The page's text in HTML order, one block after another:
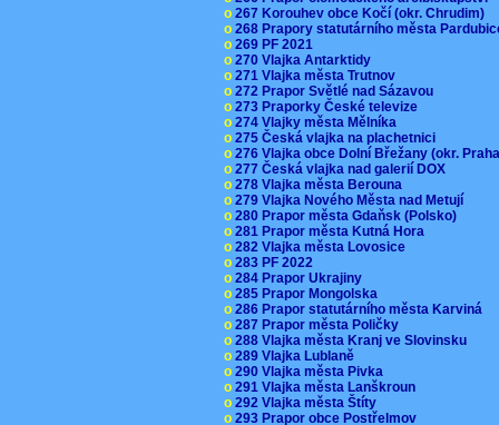
o 267 Korouhev obce Kočí (okr. Chrudim)
o 268 Prapory statutárního města
o 269 PF 2021
o 270 Vlajka Antarktidy
o 271 Vlajka města Trutnov
o 272 Prapor Světlé nad Sázavou
o 273 Praporky České televize
o 274 Vlajky města Mělníka
o 275 Česká vlajka na plachetnici
o 276 Vlajka obce Dolní Břežany (okr.
o 277 Česká vlajka nad galerií DOX
o 278 Vlajka města Berouna
o 279 Vlajka Nového Města nad Metují
o 280 Prapor města Gdaňsk (Polsko)
o 281 Prapor města Kutná Hora
o 282 Vlajka města Lovosice
o 283 PF 2022
o 284 Prapor Ukrajiny
o 285 Prapor Mongolska
o 286 Prapor statutárního města Karviná
o 287 Prapor města Poličky
o 288 Vlajka města Kranj ve Slovinsku
o 289 Vlajka Lublaně
o 290 Vlajka města Pivka
o 291 Vlajka města Lanškroun
o 292 Vlajka města Štíty
o 293 Prapor obce Postřelmov